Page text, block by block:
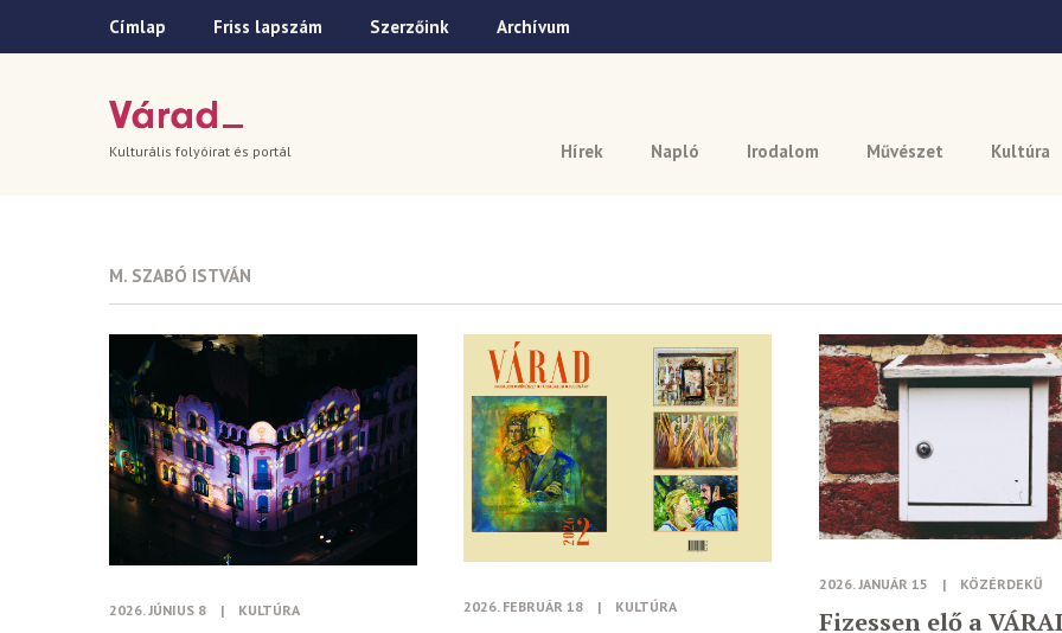
Címlap Friss lapszám Szerzőink Archívum
Hírek Napló Irodalom Művészet Kultúra
Kulturális folyóirat és portál
M. SZABÓ ISTVÁN
2026. JÚNIUS 8 | KULTÚRA 2026. FEBRUÁR 18 | KULTÚRA
2026. JANUÁR 15 | KÖZÉRDEKŰ
Fizessen elő a